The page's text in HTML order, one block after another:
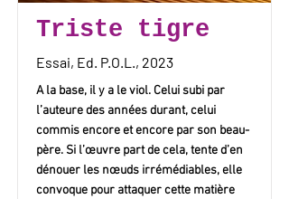
Triste tigre
Essai, Ed. P.O.L., 2023
A la base, il y a le viol. Celui subi par
l’auteure des années durant, celui
commis encore et encore par son beau-
père. Si l’œuvre part de cela, tente d’en
dénouer les nœuds irrémédiables, elle
convoque pour attaquer cette matière